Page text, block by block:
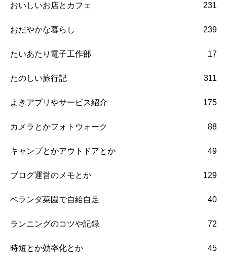
おいしいお店とカフェ 231
おだやかな暮らし 239
たいあたり電子工作部 17
たのしい旅行記 311
よきアプリやサービス紹介 175
カメラとかフォトウォーク 88
キャンプとかアウトドアとか 49
ブログ運営のメモとか 129
ベランダ菜園で自給自足 40
ランニングのコツや記録 72
時短とか効率化とか 45